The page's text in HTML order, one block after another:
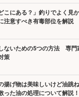
こにある？」釣りでよく見
注意すべき有毒部位を解説
ないための5つの方法 専門
策
揚げ物は美味しいけど油跳
った油の処理について解説！